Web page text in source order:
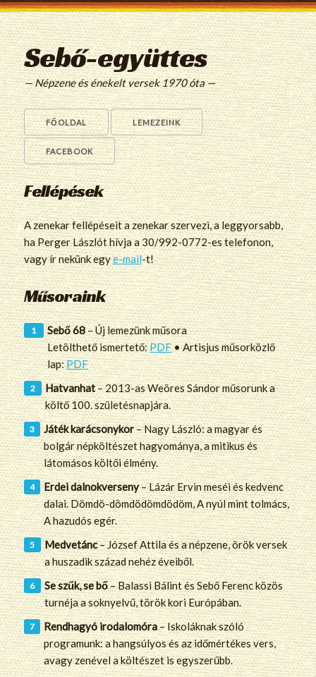
Sebő-együttes
— Népzene és énekelt versek 1970 óta —
FŐOLDAL LEMEZEINK
FACEBOOK
Fellépések
A zenekar fellépéseit a zenekar szervezi, a leggyorsabb,
ha Perger Lászlót hívja a 30/992-0772-es telefonon,
vagy ír nekünk egye-mail-t!
Műsoraink
Sebő 68 – Új lemezünk műsora
Letölthető ismertető: PDF• Artisjus műsorközlő
lap:PDF
Hatvanhat– 2013-as Weöres Sándor műsorunk a
költő 100. születésnapjára.
Játék karácsonykor– Nagy László: a magyar és
bolgár népköltészet hagyománya, a mitikus és
látomásos költői élmény.
Erdei dalnokverseny– Lázár Ervin meséi és kedvenc
dalai. Dömdö-dömdödömdödöm, A nyúl mint tolmács,
A hazudós egér.
Medvetánc– József Attila és a népzene, örök versek
a huszadik század nehéz éveiből.
Se szűk, se bő– Balassi Bálint és Sebő Ferenc közös
turnéja a soknyelvű, török kori Európában.
Rendhagyó irodalomóra– Iskoláknak szóló
programunk: a hangsúlyos és az időmértékes vers,
avagy zenével a költészet is egyszerűbb.